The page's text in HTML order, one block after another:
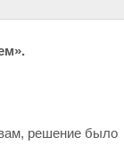
решение было